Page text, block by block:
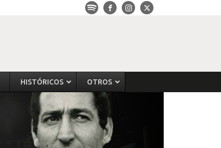
HISTÓRICOS OTROS